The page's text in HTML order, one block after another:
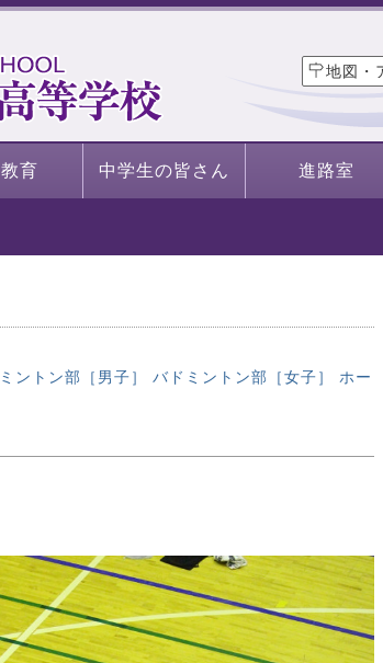
地図・
育 中学生の皆さん 進路室
ントン部［男子］ バドミントン部［女子］
ホー